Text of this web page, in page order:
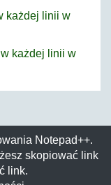
każdej linii w
każdej linii w
Notepad++.
skopiować link
link.